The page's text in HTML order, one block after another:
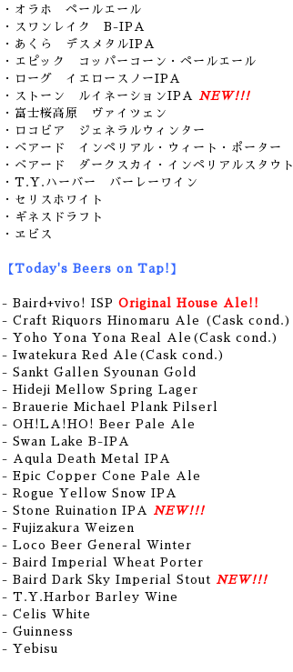
・オラホ ペールエール
・スワンレイク B-IPA
・あくら デスメタルIPA
・エピック コッパーコーン・ペールエール
・ローグ イエロースノーIPA
・ストーン ルイネーションIPA
NEW!!!
・富士桜高原 ヴァイツェン
・ロコビア ジェネラルウィンター
・ベアード インペリアル・ウィート・ポーター
・ベアード ダークスカイ・インペリアルスタウト
・T.Y.ハーバー バーレーワイン
・セリスホワイト
・ギネスドラフト
・ヱビス
【Today's Beers on Tap!】
- Baird+vivo! ISP Original House Ale!!
- Craft Riquors Hinomaru Ale (Cask cond.)
- Yoho Yona Yona Real Ale(Cask cond.)
- Iwatekura Red Ale(Cask cond.)
- Sankt Gallen Syounan Gold
- Hideji Mellow Spring Lager
- Brauerie Michael Plank Pilserl
- OH!LA!HO! Beer Pale Ale
- Swan Lake B-IPA
- Aqula Death Metal IPA
- Epic Copper Cone Pale Ale
- Rogue Yellow Snow IPA
- Stone Ruination IPA
NEW!!!
- Fujizakura Weizen
- Loco Beer General Winter
- Baird Imperial Wheat Porter
- Baird Dark Sky Imperial Stout NEW!!!
- T.Y.Harbor Barley Wine
- Celis White
- Guinness
- Yebisu